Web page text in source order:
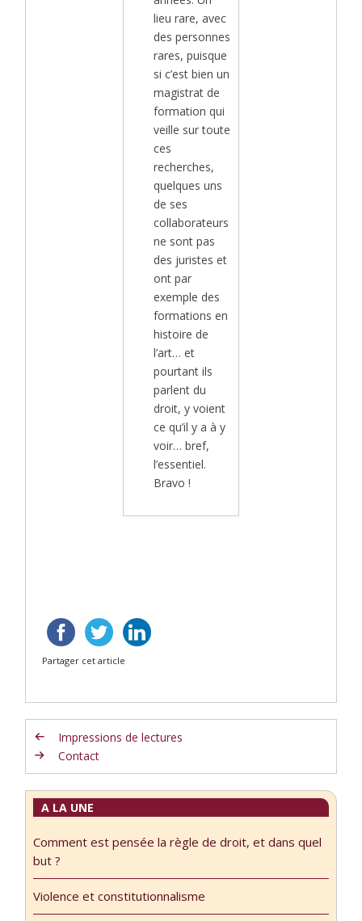
lieu rare, avec
des personnes
rares, puisque
si c’est bien un
magistrat de
formation qui
veille sur toute
ces
recherches,
quelques uns
de ses
collaborateurs
ne sont pas
des juristes et
ont par
exemple des
formations en
histoire de
l’art… et
pourtant ils
parlent du
droit, y voient
ce qu’il y a à y
voir… bref,
l’essentiel.
Bravo !
Partager cet article
Impressions de lectures
Contact
A LA UNE
Comment est pensée la règle de droit, et dans quel
but ?
Violence et constitutionnalisme